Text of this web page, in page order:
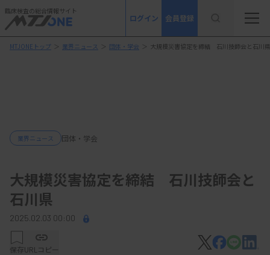
臨床検査の総合情報サイト
ログイン 会員登録
MTJONEトップ ＞ 業界ニュース ＞ 団体・学会 ＞ 大規模災害協定を締結 石川技師会と石川県
業界ニュース 団体・学会
大規模災害協定を締結 石川技師会と
石川県
2025.02.03 00:00
保存URLコピー